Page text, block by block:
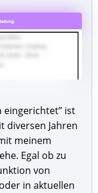
eingerichtet” ist
diversen Jahren
meinem
Egal ob zu
von
in aktuellen